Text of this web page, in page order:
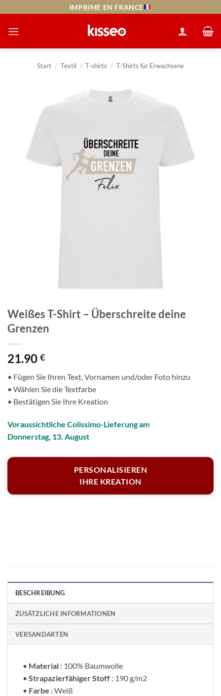
springen
IMPRIMÉ EN FRANCE
Start / Textil / T-shirts / T-Shirts für Erwachsene
Weißes T-Shirt – Überschreite deine
Grenzen
21.90 €
• Fügen Sie Ihren Text, Vornamen und/oder Foto hinzu
• Wählen Sie die Textfarbe
• Bestätigen Sie Ihre Kreation
Voraussichtliche Colissimo-Lieferung am
Donnerstag, 13. August
PERSONALISIEREN
IHRE KREATION
BESCHREIBUNG
ZUSÄTZLICHE INFORMATIONEN
VERSANDARTEN
• Material : 100% Baumwolle
• Strapazierfähiger Stoff : 190 g/m2
• Farbe : Weiß